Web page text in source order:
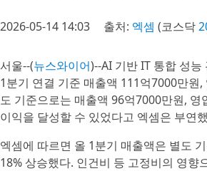
2026-05-14 14:03 출처: 엑셈 (코스닥
서울--(뉴스와이어)--AI 기반 IT 통합 성
1분기 연결 기준 매출액 111억7000만
도 기준으로는 매출액 96억7000만원,
이익을 달성할 수 있었다고 엑셈은 부연
엑셈에 따르면 올 1분기 매출액은 별도
18% 상승했다. 인건비 등 고정비의 영